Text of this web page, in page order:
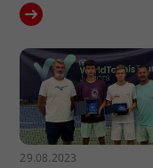
29.08.2023